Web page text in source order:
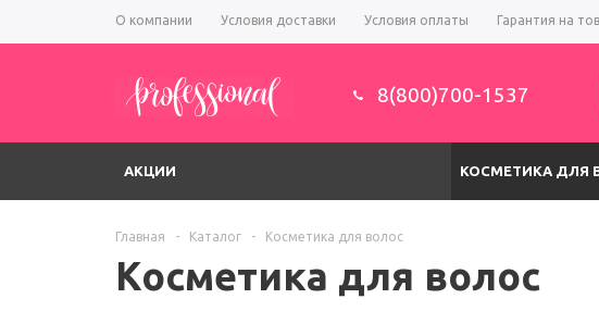
О компании Условия доставки Условия оплаты Гарантия на
8(800)700-1537
АКЦИИ КОСМЕТИКА ДЛЯ
Главная - Каталог - Косметика для волос
Косметика для волос